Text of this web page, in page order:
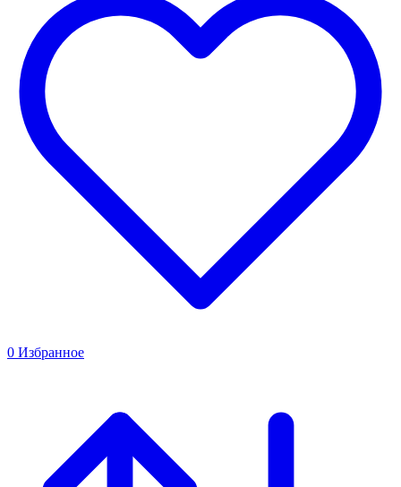
0 Избранное